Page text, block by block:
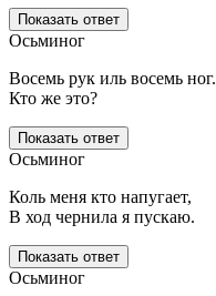
Показать ответ
Осьминог
Восемь рук иль восемь ног.
Кто же это?
Показать ответ
Осьминог
Коль меня кто напугает,
В ход чернила я пускаю.
Показать ответ
Осьминог